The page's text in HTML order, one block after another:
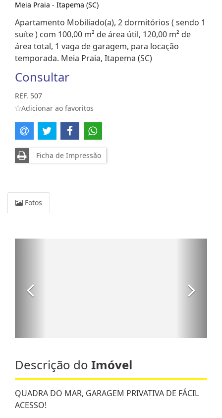
Meia Praia - Itapema (SC)
Apartamento Mobiliado(a), 2 dormitórios ( sendo 1
suíte ) com 100,00 m² de área útil, 120,00 m² de
área total, 1 vaga de garagem, para locação
temporada. Meia Praia, Itapema (SC)
Consultar
REF. 507
Adicionar ao favoritos
Ficha de Impressão
Fotos
Descrição do Imóvel
QUADRA DO MAR, GARAGEM PRIVATIVA DE FÁCIL
ACESSO!